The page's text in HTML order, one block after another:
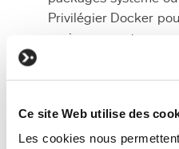
Ce site Web utilise des
Les cookies nous
Privilégier Docker
environnements.
:
Encrypt, activer
segmenter les accès.
Architecture des